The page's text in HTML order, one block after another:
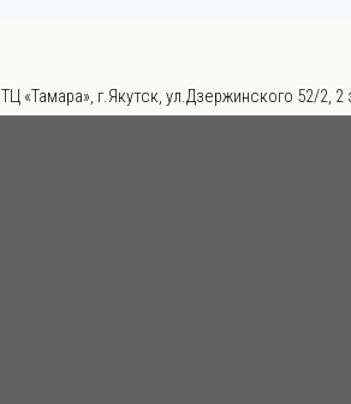
ТЦ «Тамара», г.Якутск, ул.Дзержинского 52/2,